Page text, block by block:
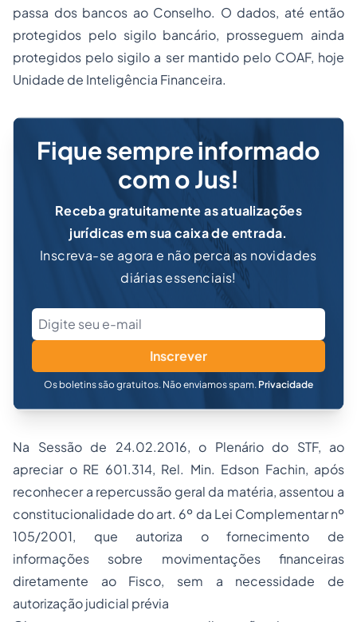
passa dos bancos ao Conselho. O dados, até então
protegidos pelo sigilo bancário, prosseguem ainda
protegidos pelo sigilo a ser mantido pelo COAF, hoje
Unidade de Inteligência Financeira.
Fique sempre informado
com o Jus!
Receba gratuitamente as atualizações
jurídicas em sua caixa de entrada.
Inscreva-se agora e não perca as novidades
diárias essenciais!
Inscrever
Os boletins são gratuitos. Não enviamos spam. Privacidade
Na Sessão de 24.02.2016, o Plenário do STF, ao
apreciar o RE 601.314, Rel. Min. Edson Fachin, após
reconhecer a repercussão geral da matéria, assentou a
constitucionalidade do art. 6º da Lei Complementar nº
105/2001, que autoriza o fornecimento de
informações sobre movimentações financeiras
diretamente ao Fisco, sem a necessidade de
autorização judicial prévia